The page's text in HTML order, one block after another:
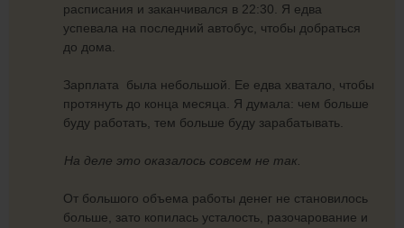
расписания и заканчивался в 22:30. Я едва
успевала на последний автобус, чтобы добраться
до дома.
Зарплата была небольшой. Ее едва хватало, чтобы
протянуть до конца месяца. Я думала: чем больше
буду работать, тем больше буду зарабатывать.
На деле это оказалось совсем не так.
От большого объема работы денег не становилось
больше, зато копилась усталость, разочарование и